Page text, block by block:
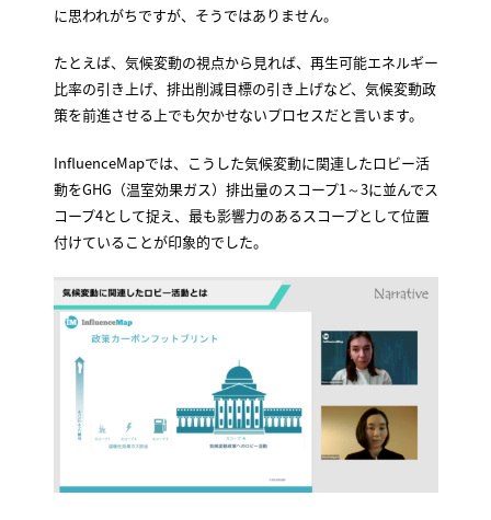
に思われがちですが、そうではありません。
たとえば、気候変動の視点から見れば、再生可能エネルギー
比率の引き上げ、排出削減目標の引き上げなど、気候変動政
策を前進させる上でも欠かせないプロセスだと言います。
InfluenceMapでは、こうした気候変動に関連したロビー活
動をGHG（温室効果ガス）排出量のスコープ1～3に並んでス
コープ4として捉え、最も影響力のあるスコープとして位置
付けていることが印象的でした。